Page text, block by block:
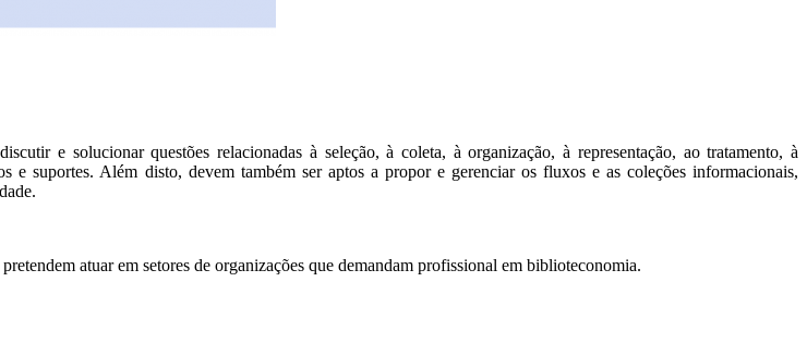
e solucionar questões relacionadas à seleção, à coleta, à organização, à representação, ao tratamento, à
e suportes. Além disto, devem também ser aptos a propor e gerenciar os fluxos e as coleções informacionais,
atuar em setores de organizações que demandam profissional em biblioteconomia.